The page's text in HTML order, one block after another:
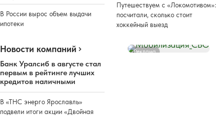
В России вырос объем выдачи
ипотеки
Путешествуем с «Локомотивом»:
посчитали, сколько стоит
хоккейный выезд
Новости компаний
Банк Уралсиб в августе стал
первым в рейтинге лучших
кредитов наличными
В «ТНС энерго Ярославль»
подвели итоги акции «Двойная
Реклама